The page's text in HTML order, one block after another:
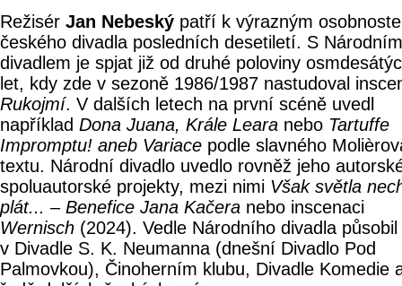
Režisér Jan Nebeský patří k výrazným
českého divadla posledních desetiletí. S Národním
divadlem je spjat již od druhé poloviny
let, kdy zde v sezoně 1986/1987 nastudoval
Rukojmí. V dalších letech na první scéně uvedl
například Dona Juana, Krále Leara nebo Tartuffe
Impromptu! aneb Variace podle slavného
textu. Národní divadlo uvedlo rovněž jeho
spoluautorské projekty, mezi nimi Však světla
plát... – Benefice Jana Kačera nebo inscenaci
Wernisch (2024). Vedle Národního divadla
v Divadle S. K. Neumanna (dnešní Divadlo Pod
Palmovkou), Činoherním klubu, Divadle Komedie